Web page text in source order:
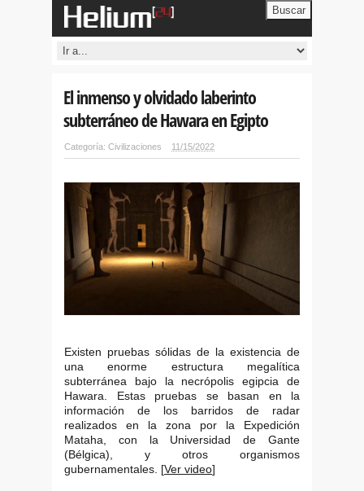
Buscar
El inmenso y olvidado laberinto
subterráneo de Hawara en Egipto
Categoría: Civilizaciones 11/15/2022
Existen pruebas sólidas de la existencia de
una enorme estructura megalítica
subterránea bajo la necrópolis egipcia de
Hawara. Estas pruebas se basan en la
información de los barridos de radar
realizados en la zona por la Expedición
Mataha, con la Universidad de Gante
(Bélgica), y otros organismos
gubernamentales. [Ver video]